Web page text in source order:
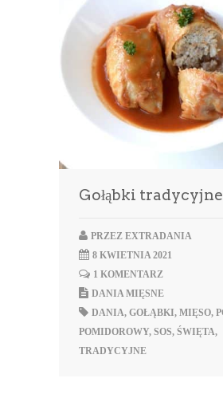
Gołąbki tradycyjne
PRZEZ EXTRADANIA
8 KWIETNIA 2021
1 KOMENTARZ
DANIA MIĘSNE
DANIA, GOŁĄBKI, MIĘSO,
POMIDOROWY, SOS, ŚWIĘTA,
TRADYCYJNE